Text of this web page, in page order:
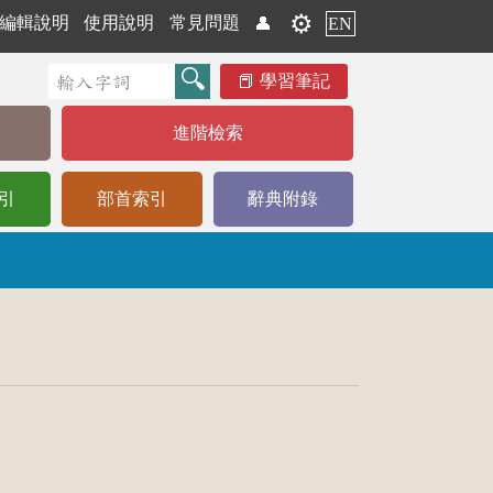
編輯說明 使用說明 常見問題 👤 ⚙️ EN
學習筆記
進階檢索
部首索引 辭典附錄